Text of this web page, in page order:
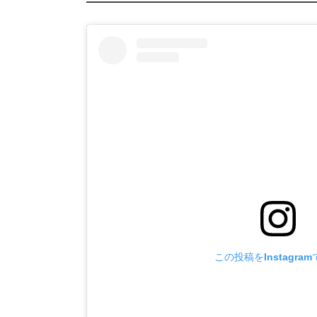
この投稿をInstagram